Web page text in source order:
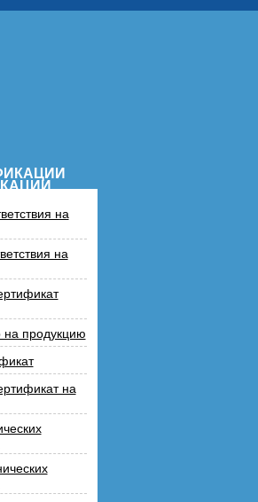
на
на
на продукцию
на